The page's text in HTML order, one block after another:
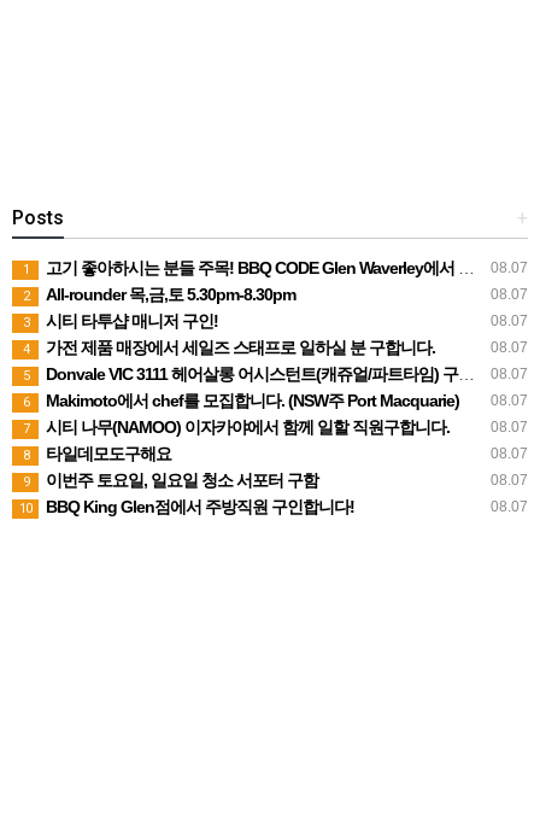
+
Posts
08.07
1 고기 좋아하시는 분들 주목! BBQ CODE Glen Waverley에서 함께해요
08.07
2 All-rounder 목,금,토 5.30pm-8.30pm
08.07
3 시티 타투샵 매니저 구인!
08.07
4 가전 제품 매장에서 세일즈 스태프로 일하실 분 구합니다.
08.07
5 Donvale VIC 3111 헤어살롱 어시스턴트(캐쥬얼/파트타임) 구합니다
08.07
6 Makimoto에서 chef를 모집합니다. (NSW주 Port Macquarie)
08.07
7 시티 나무(NAMOO) 이자카야에서 함께 일할 직원구합니다.
08.07
8 타일데모도구해요
08.07
9 이번주 토요일, 일요일 청소 서포터 구함
08.07
10 BBQ King Glen점에서 주방직원 구인합니다!